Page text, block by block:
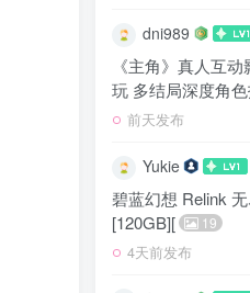
dni989
《主角》真人互
玩 多结局深度角
前天发布
Yukie
碧蓝幻想 Relink
[120GB][
19
4天前发布